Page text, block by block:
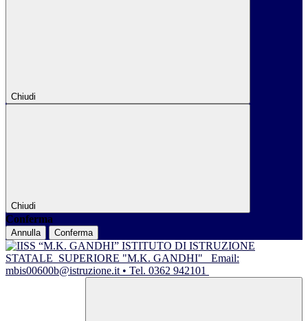
Chiudi
Chiudi
Conferma
Annulla Conferma
ISTITUTO DI ISTRUZIONE
STATALE SUPERIORE "M.K. GANDHI"
Email:
mbis00600b@istruzione.it • Tel. 0362 942101